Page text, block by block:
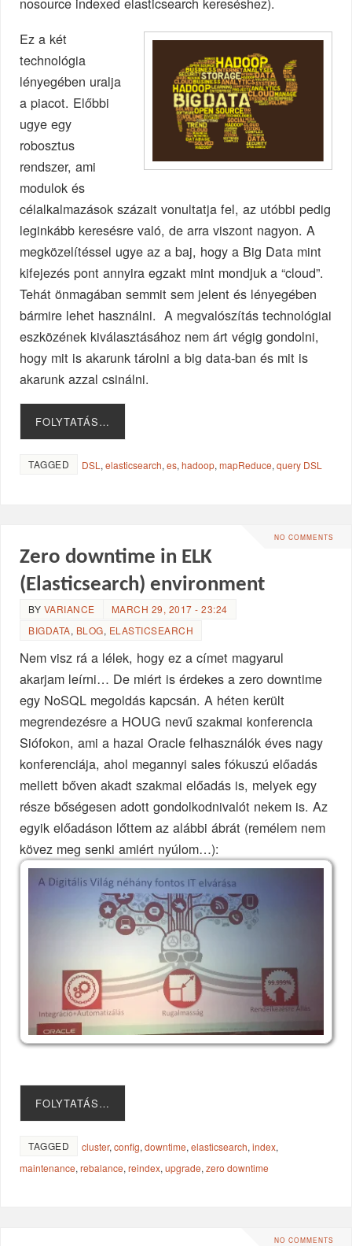
Ez a két
technológia
lényegében uralja
a piacot. Előbbi
ugye egy
robosztus
rendszer, ami
modulok és
célalkalmazások százait vonultatja fel, az utóbbi pedig
leginkább keresésre való, de arra viszont nagyon. A
megközelítéssel ugye az a baj, hogy a Big Data mint
kifejezés pont annyira egzakt mint mondjuk a “cloud”.
Tehát önmagában semmit sem jelent és lényegében
bármire lehet használni. A megvalószítás technológiai
eszközének kiválasztásához nem árt végig gondolni,
hogy mit is akarunk tárolni a big data-ban és mit is
akarunk azzal csinálni.
FOLYTATÁS…
TAGGED DSL ,elasticsearch,es,hadoop,mapReduce,query DSL
NO COMMENTS
Zero downtime in ELK
(Elasticsearch) environment
BY VARIANCE
MARCH 29, 2017 - 23:24
BIGDATA, BLOG, ELASTICSEARCH
Nem visz rá a lélek, hogy ez a címet magyarul
akarjam leírni… De miért is érdekes a zero downtime
egy NoSQL megoldás kapcsán. A héten került
megrendezésre a HOUG nevű szakmai konferencia
Siófokon, ami a hazai Oracle felhasználók éves nagy
konferenciája, ahol megannyi sales fókuszú előadás
mellett bőven akadt szakmai előadás is, melyek egy
része bőségesen adott gondolkodnivalót nekem is. Az
egyik előadáson lőttem az alábbi ábrát (remélem nem
kövez meg senki amiért nyúlom…):
FOLYTATÁS…
TAGGED cluster,config,downtime,elasticsearch,index,
maintenance,rebalance,reindex,upgrade,zero downtime
NO COMMENTS